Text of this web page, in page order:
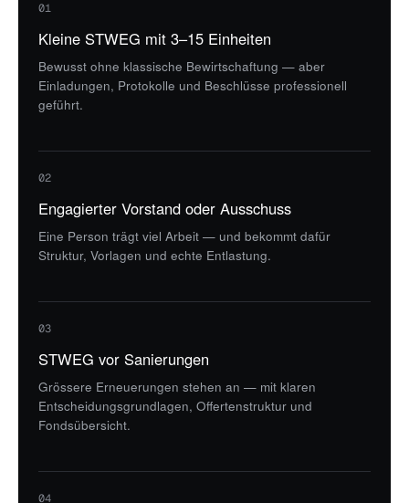
01
Kleine STWEG mit 3–15 Einheiten
Bewusst ohne klassische Bewirtschaftung — aber
Einladungen, Protokolle und Beschlüsse professionell
geführt.
02
Engagierter Vorstand oder Ausschuss
Eine Person trägt viel Arbeit — und bekommt dafür
Struktur, Vorlagen und echte Entlastung.
03
STWEG vor Sanierungen
Grössere Erneuerungen stehen an — mit klaren
Entscheidungsgrundlagen, Offertenstruktur und
Fondsübersicht.
04